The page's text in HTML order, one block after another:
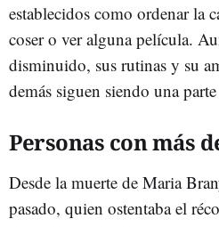
establecidos como ordenar la
coser o ver alguna película.
disminuido, sus rutinas y su
demás siguen siendo una
Personas con más
Desde la muerte de Maria
pasado, quien ostentaba el